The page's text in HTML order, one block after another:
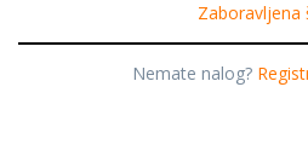
Zaboravljena
Nemate nalog?